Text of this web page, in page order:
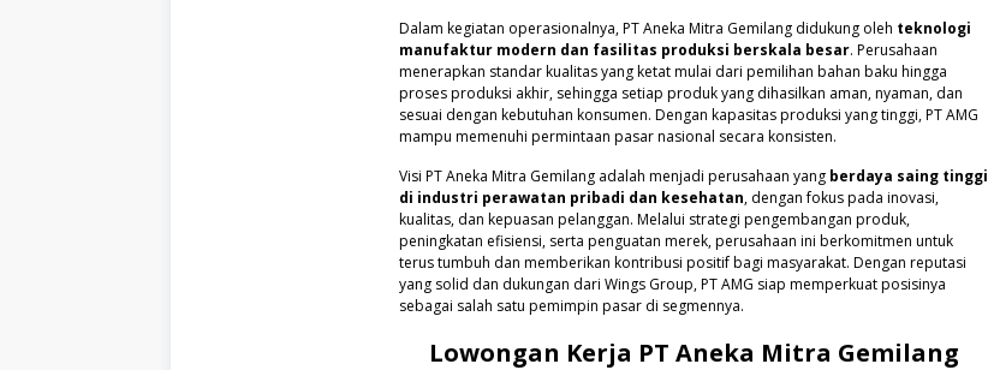
Dalam kegiatan operasionalnya, PT Aneka Mitra Gemilang didukung oleh teknologi
manufaktur modern dan fasilitas produksi berskala besar. Perusahaan
menerapkan standar kualitas yang ketat mulai dari pemilihan bahan baku hingga
proses produksi akhir, sehingga setiap produk yang dihasilkan aman, nyaman, dan
sesuai dengan kebutuhan konsumen. Dengan kapasitas produksi yang tinggi, PT AMG
mampu memenuhi permintaan pasar nasional secara konsisten.
Visi PT Aneka Mitra Gemilang adalah menjadi perusahaan yang berdaya saing tinggi
di industri perawatan pribadi dan kesehatan, dengan fokus pada inovasi,
kualitas, dan kepuasan pelanggan. Melalui strategi pengembangan produk,
peningkatan efisiensi, serta penguatan merek, perusahaan ini berkomitmen untuk
terus tumbuh dan memberikan kontribusi positif bagi masyarakat. Dengan reputasi
yang solid dan dukungan dari Wings Group, PT AMG siap memperkuat posisinya
sebagai salah satu pemimpin pasar di segmennya.
Lowongan Kerja PT Aneka Mitra Gemilang